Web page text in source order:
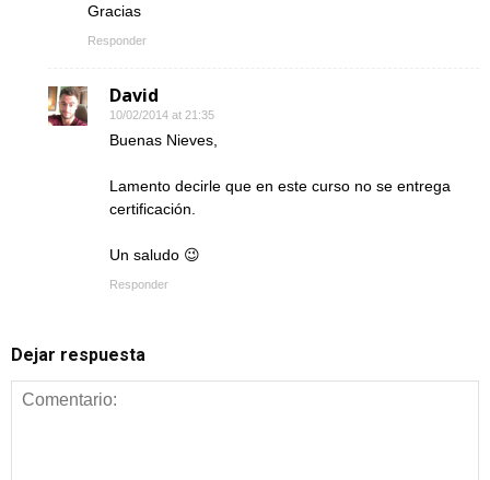
Gracias
Responder
David
10/02/2014 at 21:35
Buenas Nieves,
Lamento decirle que en este curso no se entrega
certificación.
Un saludo 😉
Responder
Dejar respuesta